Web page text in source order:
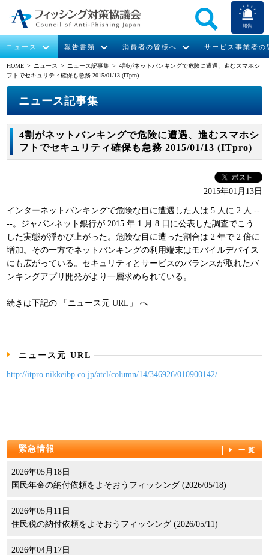
報告
ニュース
イベント
報告書類
月次報告書
消費者の皆様へ
フィッシングの報告
サービス事業者の
STOP. THINK. CONNECT.
運営委員紹介
メンバー
入会案内
パンフレット
HOME > ニュース > ニュース記事集 > 4割がネットバンキングで危険に遭遇、進むスマホシ
フトでセキュリティ確保も急務 2015/01/13 (ITpro)
ニュース記事集
4割がネットバンキングで危険に遭遇、進むスマホシ
フトでセキュリティ確保も急務 2015/01/13 (ITpro)
2015年01月13日
インターネットバンキングで危険な目に遭遇した人は 5 人に 2 人 --
--。ジャパンネット銀行が 2015 年 1 月 8 日に公表した調査でこう
した実態が浮かび上がった。危険な目に遭った割合は 2 年で 2 倍に
増加。その一方でネットバンキングの利用端末はモバイルデバイス
にも広がっている。セキュリティとサービスのバランスが取れたバ
ンキングアプリ開発がより一層求められている。
続きは下記の 「ニュース元 URL」 へ
ニュース元 URL
http://itpro.nikkeibp.co.jp/atcl/column/14/346926/010900142/
緊急情報 一覧
2026年05月18日
国民年金の納付依頼をよそおうフィッシング (2026/05/18)
2026年05月11日
住民税の納付依頼をよそおうフィッシング (2026/05/11)
2026年04月17日